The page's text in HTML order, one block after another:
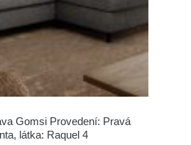
Gomsi Provedení: Pravá
látka: Raquel 4